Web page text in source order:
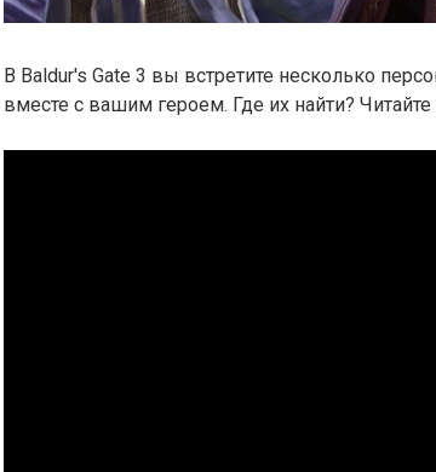
В Baldur's Gate 3 вы встретите несколько
вместе с вашим героем. Где их найти?